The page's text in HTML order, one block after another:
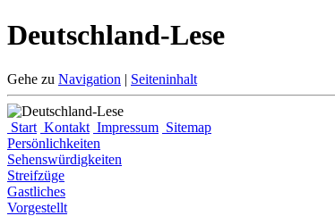
Deutschland-Lese
Gehe zu Navigation | Seiteninhalt
Start Kontakt Impressum Sitemap
Persönlichkeiten
Sehenswürdigkeiten
Streifzüge
Gastliches
Vorgestellt